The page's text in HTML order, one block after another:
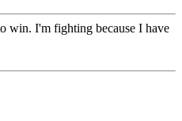
win. I'm fighting because I have